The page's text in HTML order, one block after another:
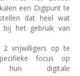
een Digipunt te
dat heel wat
bij het gebruik van
vrijwilligers op te
focus op
hun digitale